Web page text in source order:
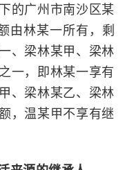
的广州市南沙区某
由林某一所有，剩
、梁林某甲、梁林
一，即林某一享有
、梁林某乙、梁林
，温某甲不享有继